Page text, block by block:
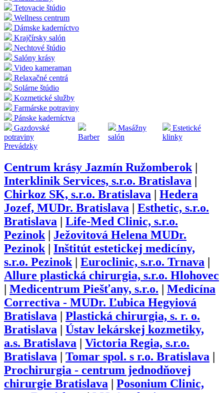
Tetovacie štúdio
Wellness centrum
Dámske kaderníctvo
Krajčírsky salón
Nechtové štúdio
Salóny krásy
Video kameraman
Relaxačné centrá
Solárne štúdio
Kozmetické služby
Farmárske potraviny
Pánske kaderníctva
Gazdovské
potraviny
Barber
Masážny
salón
Estetické
klinky
Prevádzky
Centrum krásy Jazmín Ružomberok|
Interklinik Services, s.r.o. Bratislava
Chirkoz SK, s.r.o. Bratislava
Hedera
Jozef, MUDr. Bratislava
Esthetic, s.r.o.
Bratislava
Life-Med Clinic, s.r.o.
Pezinok| Ježovitová Helena MUDr.
Pezinok| Inštitút estetickej medicíny,
s.r.o. Pezinok| Euroclinic, s.r.o. Trnava
Allure plastická chirurgia, s.r.o. Hlohovec
Medicentrum Piešťany, s.r.o.
Medicína
Correctiva - MUDr. Ľubica Hegyiová
Bratislava
Plastická chirurgia, s. r. o.
Bratislava
Ústav lekárskej kozmetiky,
a.s. Bratislava
Victoria Regia, s.r.o.
Bratislava
Tomar spol. s r.o. Bratislava
Prochirurgia - centrum jednodňovej
chirurgie Bratislava
Posonium Clinic,